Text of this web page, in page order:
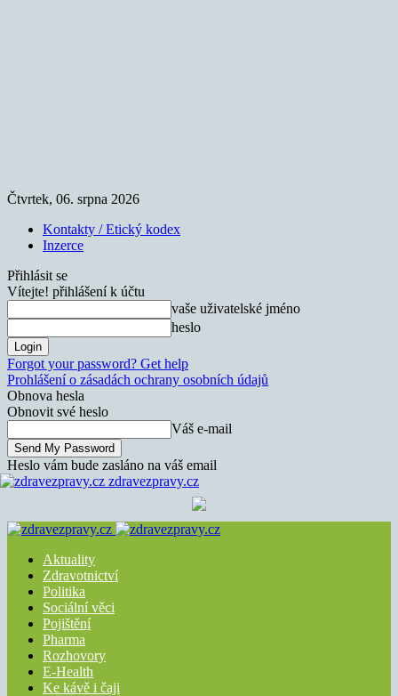
Čtvrtek, 06. srpna 2026
Kontakty / Etický kodex
Inzerce
Přihlásit se
Vítejte! přihlášení k účtu
vaše uživatelské jméno
heslo
Forgot your password? Get help
Prohlášení o zásadách ochrany osobních údajů
Obnova hesla
Obnovit své heslo
Váš e-mail
Heslo vám bude zasláno na váš email
zdravezpravy.cz
Aktuality
Zdravotnictví
Politika
Sociální věci
Pojištění
Pharma
Rozhovory
E-Health
Ke kávě i čaji